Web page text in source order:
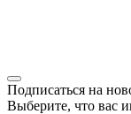
Подписаться на
Выберите, что вас